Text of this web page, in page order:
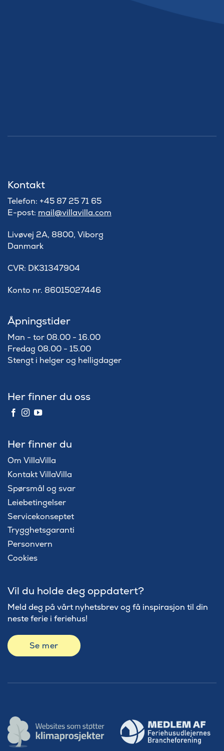
Kontakt
Telefon: +45 87 25 71 65
E-post: mail@villavilla.com
Livøvej 2A, 8800, Viborg
Danmark
​CVR: DK31347904
Konto nr. 86015027446
Åpningstider
Man - tor 08.00 - 16.00
Fredag 08.00 - 15.00
Stengt i helger og helligdager
Her finner du oss
Her finner du
Om VillaVilla
Kontakt VillaVilla
Spørsmål og svar
Leiebetingelser
Servicekonseptet
Trygghetsgaranti
Personvern
Cookies
Vil du holde deg oppdatert?
Meld deg på vårt nyhetsbrev og få inspirasjon til din
neste ferie i feriehus!
Se mer